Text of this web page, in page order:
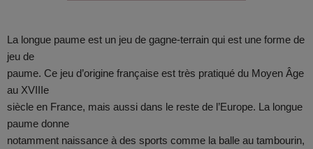
La longue paume est un jeu de gagne-terrain qui est une forme de
jeu de
paume. Ce jeu d’origine française est très pratiqué du Moyen Âge
au XVIIIe
siècle en France, mais aussi dans le reste de l’Europe. La longue
paume donne
notamment naissance à des sports comme la balle au tambourin,